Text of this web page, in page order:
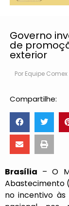
Governo
de
exterior
Por Equipe
Compartilhe:
Brasília – O
Abastecimento
no incentivo